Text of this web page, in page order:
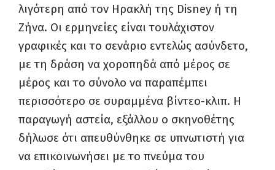
λιγότερη από τον Ηρακλή της Disney ή τη
Ζήνα. Οι ερμηνείες είναι τουλάχιστον
γραφικές και το σενάριο εντελώς ασύνδετο,
με τη δράση να χοροπηδά από μέρος σε
μέρος και το σύνολο να παραπέμπει
περισσότερο σε συραμμένα βίντεο-κλιπ. Η
παραγωγή αστεία, εξάλλου ο σκηνοθέτης
δήλωσε ότι απευθύνθηκε σε υπνωτιστή για
να επικοινωνήσει με το πνεύμα του